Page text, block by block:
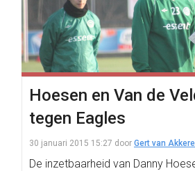
Hoesen en Van de
tegen Eagles
30 januari 2015 15:27 door Gert van
De inzetbaarheid van Danny